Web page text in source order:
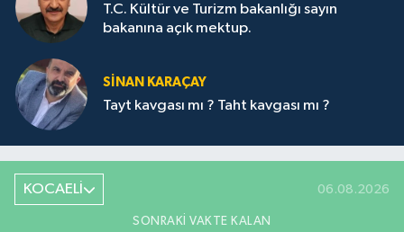
T.C. Kültür ve Turizm bakanlığı sayın
bakanına açık mektup.
SİNAN KARAÇAY
Tayt kavgası mı ? Taht kavgası mı ?
KOCAELİ 06.08.2026
SONRAKI VAKTE KALAN